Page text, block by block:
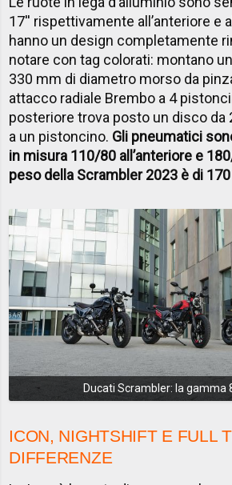
17'' rispettivamente all’anteriore e
hanno un design completamente
notare con tag colorati: montano
330 mm di diametro morso da
attacco radiale Brembo a 4
posteriore trova posto un disco da
a un pistoncino. Gli pneumatici
in misura 110/80 all’anteriore e
peso della Scrambler 2023 è di
Ducati Scrambler: la gamma
ICON, NIGHTSHIFT E FULL
DIFFERENZE